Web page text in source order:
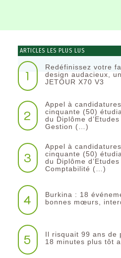
ARTICLES LES PLUS LUS
1
Redéfinissez votre
design audacieux,
JETOUR X70 V3
2
Appel à
cinquante (50)
du Diplôme
Gestion (…)
3
Appel à
cinquante (50)
du Diplôme
Comptabilité (…)
4
Burkina : 18
bonnes mœurs,
5
Il risquait 99 ans de
18 minutes plus tôt